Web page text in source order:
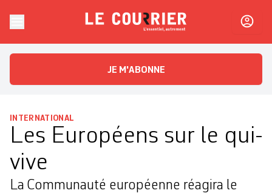
Le CourrierL'essentiel, autrement
JE M'ABONNE
INTERNATIONAL
Les Européens sur le qui-
vive
La Communauté européenne réagira le